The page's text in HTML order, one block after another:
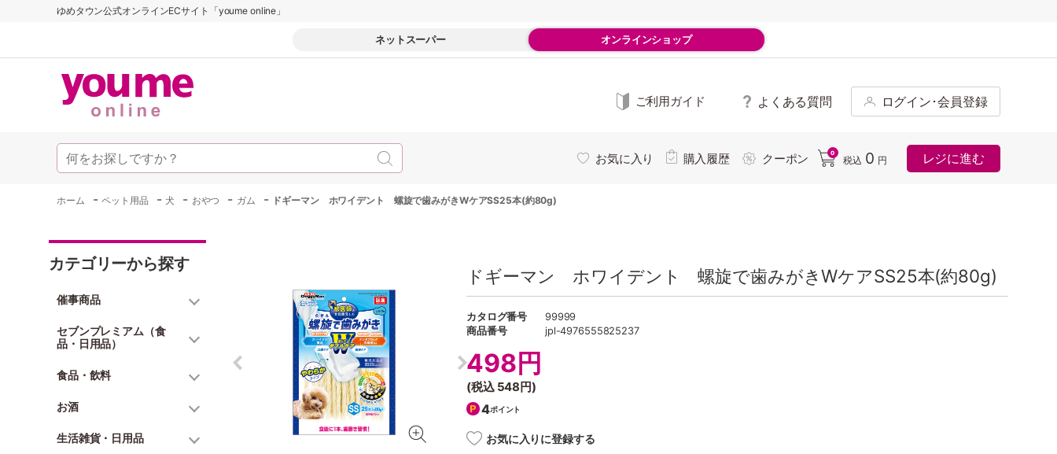
ゆめタウン公式オンラインECサイト「youme online」
ネットスーパー オンラインショップ
ご利用ガイド よくある質問 ログイン･会員登録
お気に入り 購入履歴 クーポン 0
税込 0 円 レジに進む
ホーム -ペット用品 -犬 - おやつ - ガム - ドギーマン ホワイデント 螺旋で歯みがきWケアSS25本(約80g)
カテゴリーから探す
催事商品
セブンプレミアム（食
品・日用品）
食品・飲料
お酒
生活雑貨・日用品
ドギーマン ホワイデント 螺旋で歯みがきWケアSS25本(約80g)
カタログ番号
99999
商品番号
jpl-4976555825237
498円
(税込 548円)
4ポイント
お気に入りに登録する